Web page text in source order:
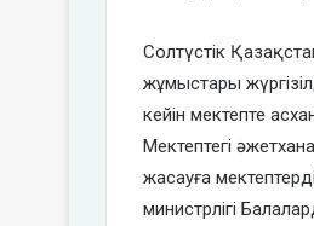
Солтүстік
жұмыстары
кейін мектепте
Мектептегі
жасауға
министрлігі